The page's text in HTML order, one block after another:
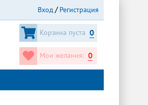
Вход Регистрация
Корзина пуста 0
Мои желания: 0